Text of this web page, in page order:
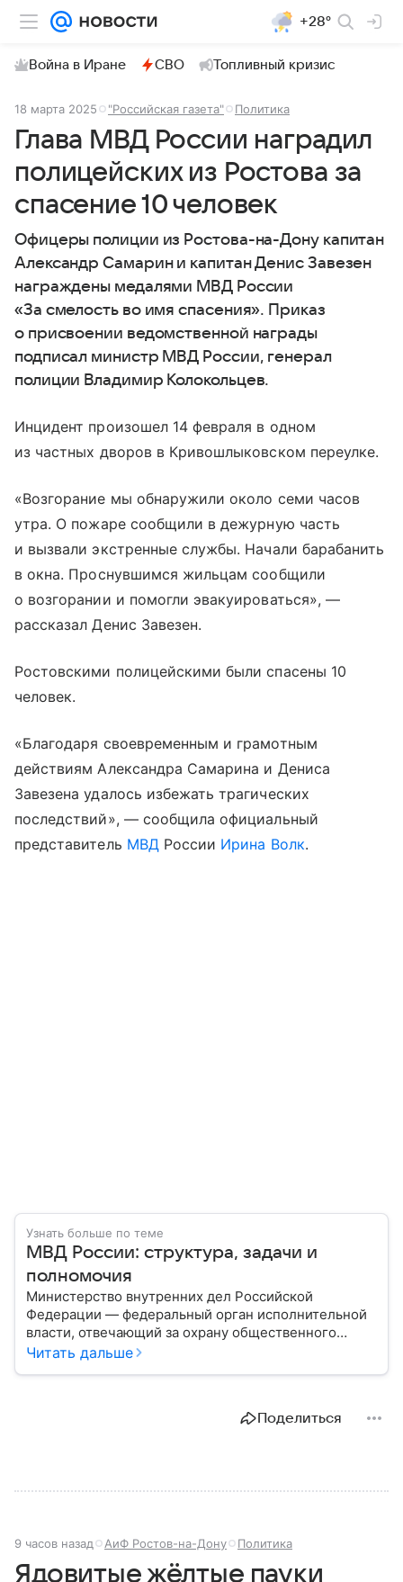
+28°
Война в Иране СВО Топливный кризис
18 марта 2025 "Российская газета" Политика
Глава МВД России наградил
полицейских из Ростова за
спасение 10 человек
Офицеры полиции из Ростова-на-Дону капитан
Александр Самарин и капитан Денис Завезен
награждены медалями МВД России
«За смелость во имя спасения». Приказ
о присвоении ведомственной награды
подписал министр МВД России, генерал
полиции Владимир Колокольцев.
Инцидент произошел 14 февраля в одном
из частных дворов в Кривошлыковском переулке.
«Возгорание мы обнаружили около семи часов
утра. О пожаре сообщили в дежурную часть
и вызвали экстренные службы. Начали барабанить
в окна. Проснувшимся жильцам сообщили
о возгорании и помогли эвакуироваться», —
рассказал Денис Завезен.
Ростовскими полицейскими были спасены 10
человек.
«Благодаря своевременным и грамотным
действиям Александра Самарина и Дениса
Завезена удалось избежать трагических
последствий», — сообщила официальный
представитель МВДРоссии Ирина Волк.
Узнать больше по теме
МВД России: структура, задачи и
полномочия
Министерство внутренних дел Российской
Федерации — федеральный орган исполнительной
власти, отвечающий за охрану общественного
порядка, борьбу с преступностью, обеспечение
России, какие задачи выполняет министерство, как
Читать дальше
Поделиться
9 часов назад АиФ Ростов-на-Дону Политика
Ядовитые жёлтые пауки